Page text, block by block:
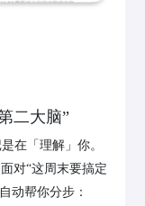
二大脑”
在「理解」你。
对“这周末要搞定
动帮你分步：